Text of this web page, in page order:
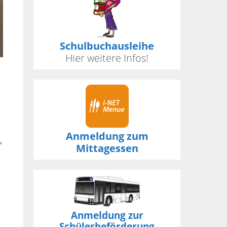
Schulbuchausleihe
Hier weitere Infos!
Anmeldung zum
Mittagessen
Anmeldung zur